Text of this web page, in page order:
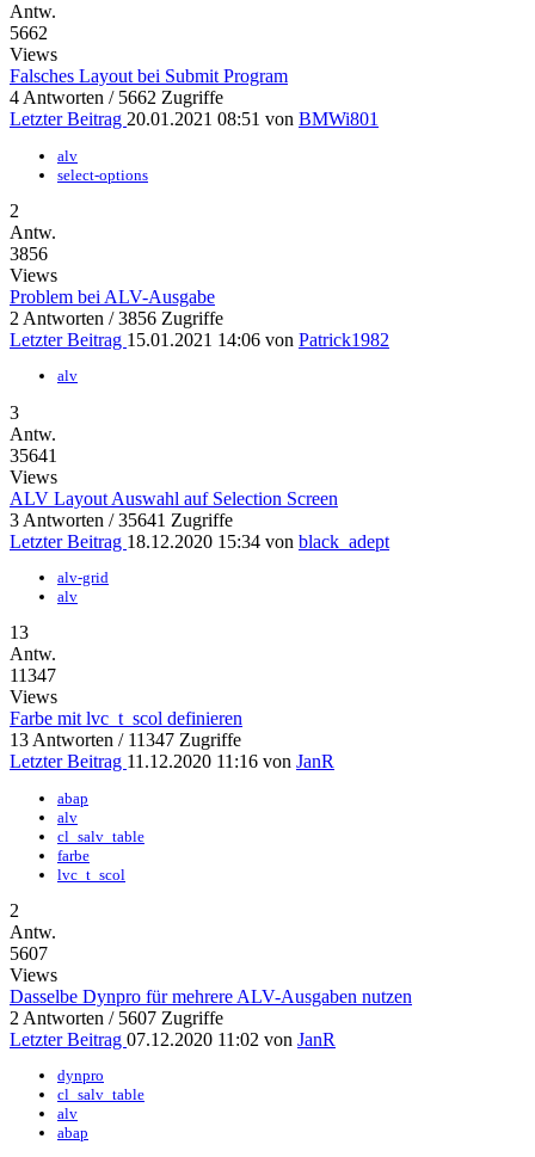
Antw.
5662
Views
Falsches Layout bei Submit Program
4 Antworten / 5662 Zugriffe
Letzter Beitrag 20.01.2021 08:51 von BMWi801
alv
select-options
2
Antw.
3856
Views
Problem bei ALV-Ausgabe
2 Antworten / 3856 Zugriffe
Letzter Beitrag 15.01.2021 14:06 von Patrick1982
alv
3
Antw.
35641
Views
ALV Layout Auswahl auf Selection Screen
3 Antworten / 35641 Zugriffe
Letzter Beitrag 18.12.2020 15:34 von black_adept
alv-grid
alv
13
Antw.
11347
Views
Farbe mit lvc_t_scol definieren
13 Antworten / 11347 Zugriffe
Letzter Beitrag 11.12.2020 11:16 von JanR
abap
alv
cl_salv_table
farbe
lvc_t_scol
2
Antw.
5607
Views
Dasselbe Dynpro für mehrere ALV-Ausgaben nutzen
2 Antworten / 5607 Zugriffe
Letzter Beitrag 07.12.2020 11:02 von JanR
dynpro
cl_salv_table
alv
abap